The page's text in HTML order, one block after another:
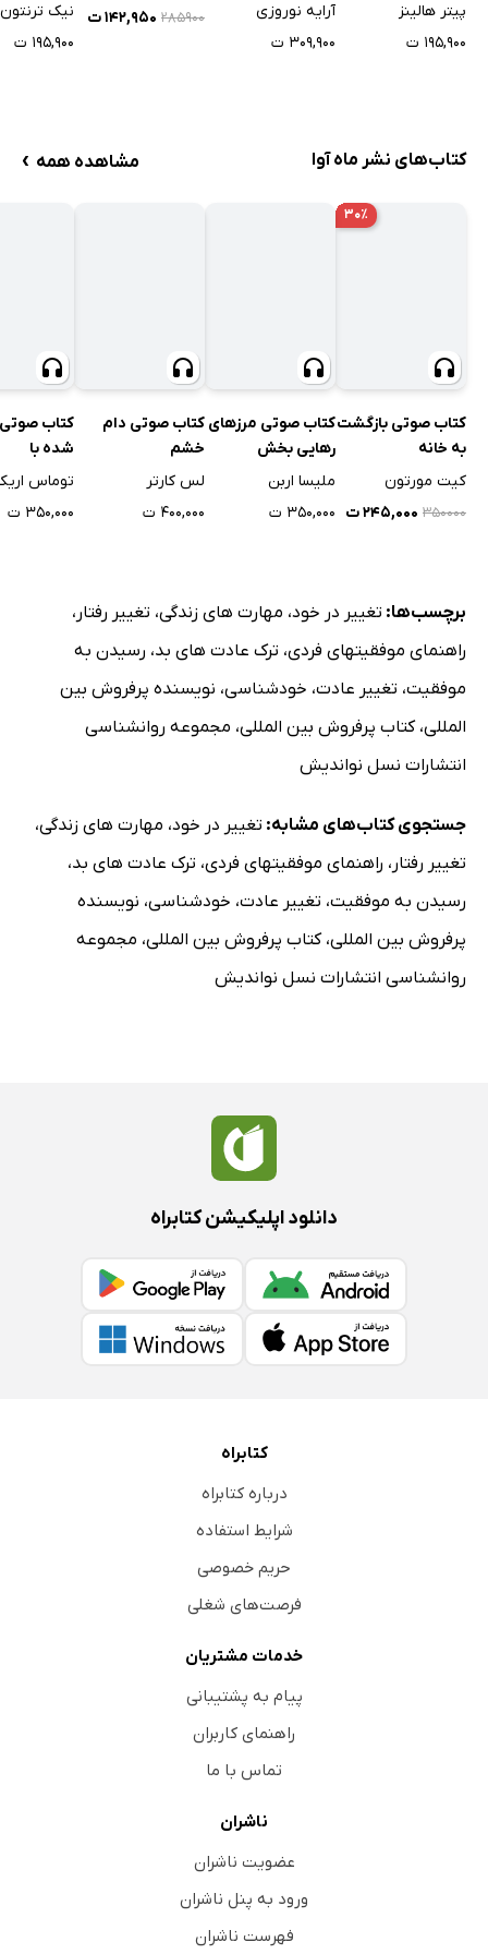
پیتر هالینز
۱۹۵,۹۰۰ ت
آرایه نوروزی
۳۰۹,۹۰۰ ت
۲۸۵۹۰۰ ۱۴۲,۹۵۰ ت
نیک ترنتون
۱۹۵,۹۰۰ ت
کتاب‌های نشر ماه آوا مشاهده همه ›
۳۰٪
کتاب صوتی بازگشت
به خانه
کیت مورتون
۳۵۰۰۰۰ ۲۴۵,۰۰۰ ت
کتاب صوتی مرزهای
رهایی بخش
ملیسا اربن
۳۵۰,۰۰۰ ت
کتاب صوتی دام
خشم
لس کارتر
۴۰۰,۰۰۰ ت
کتاب
شده با
توماس
۳۵۰,۰۰۰ ت
برچسب‌ها: تغییر در خود، مهارت های زندگی، تغییر رفتار ،
راهنمای موفقیتهای فردی، ترک عادت های بد، رسیدن به
موفقیت، تغییر عادت، خودشناسی، نویسنده پرفروش بین
المللی،کتاب پرفروش بین المللی، مجموعه روانشناسی
انتشارات نسل نواندیش
جستجوی کتاب‌های مشابه: تغییر در خود، مهارت های زندگی،
تغییر رفتار ، راهنمای موفقیتهای فردی، ترک عادت های بد،
رسیدن به موفقیت، تغییر عادت، خودشناسی، نویسنده
پرفروش بین المللی،کتاب پرفروش بین المللی، مجموعه
روانشناسی انتشارات نسل نواندیش
دانلود اپلیکیشن کتابراه
کتابراه
درباره کتابراه
شرایط استفاده
حریم خصوصی
فرصت‌های شغلی
خدمات مشتریان
پیام به پشتیبانی
راهنمای کاربران
تماس با ما
ناشران
عضویت ناشران
ورود به پنل ناشران
فهرست ناشران